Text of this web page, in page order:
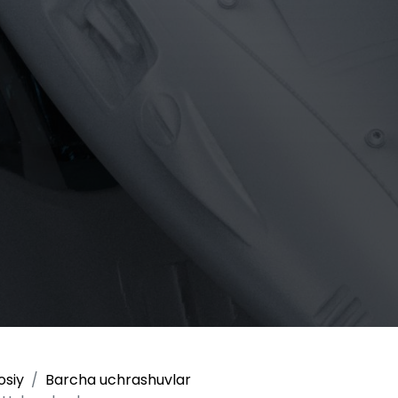
Barcha uchrashuvlar